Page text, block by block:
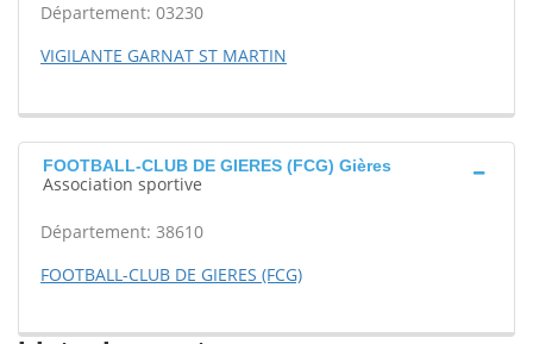
Département: 03230
VIGILANTE GARNAT ST MARTIN
FOOTBALL-CLUB DE GIERES (FCG) Gières
Association sportive
Département: 38610
FOOTBALL-CLUB DE GIERES (FCG)